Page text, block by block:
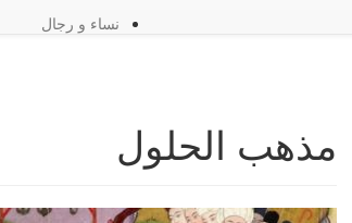
نساء و رجال
مذهب الحلول